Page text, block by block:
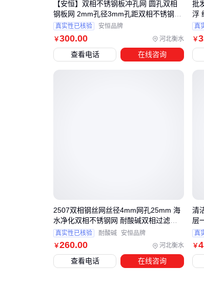
￥300.00 河北衡水
【安恒】双相不锈钢板冲孔网 圆孔双相
钢板网 2mm孔径3mm孔距双相不锈钢板
圆孔网 双相不锈钢筛网 2205/2507
真实性已核验 安恒品牌
查看电话 在线咨询
￥
批
浮
真
￥260.00 河北衡水
2507双相钢丝网丝径4mm网孔25mm 海
水净化双相不锈钢网 耐酸碱双相过滤筛
网 安恒
真实性已核验 耐酸碱 安恒品牌
查看电话 在线咨询
￥
清
层
真